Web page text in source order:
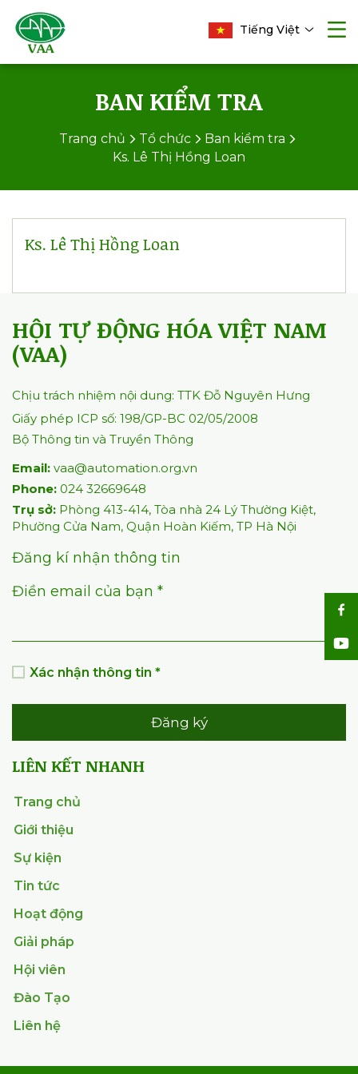
Tiếng Việt
BAN KIỂM TRA
Trang chủ Tổ chức
Ban kiểm tra
Ks. Lê Thị Hồng Loan
Ks. Lê Thị Hồng Loan
HỘI TỰ ĐỘNG HÓA VIỆT NAM
(VAA)
Chịu trách nhiệm nội dung: TTK Đỗ Nguyên Hưng
Giấy phép ICP số: 198/GP-BC 02/05/2008
Bộ Thông tin và Truyền Thông
Email: vaa@automation.org.vn
Phone: 024 32669648
Trụ sở: Phòng 413-414, Tòa nhà 24 Lý Thường Kiệt,
Phường Cửa Nam, Quận Hoàn Kiếm, TP Hà Nội
Đăng kí nhận thông tin
Điền email của bạn *
Xác nhận thông tin *
Đăng ký
LIÊN KẾT NHANH
Trang chủ
Giới thiệu
Sự kiện
Tin tức
Hoạt động
Giải pháp
Hội viên
Đào Tạo
Liên hệ